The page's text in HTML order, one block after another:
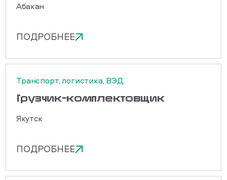
Абакан
ПОДРОБНЕЕ
Транспорт, логистика, ВЭД
Грузчик-комплектовщик
Якутск
ПОДРОБНЕЕ